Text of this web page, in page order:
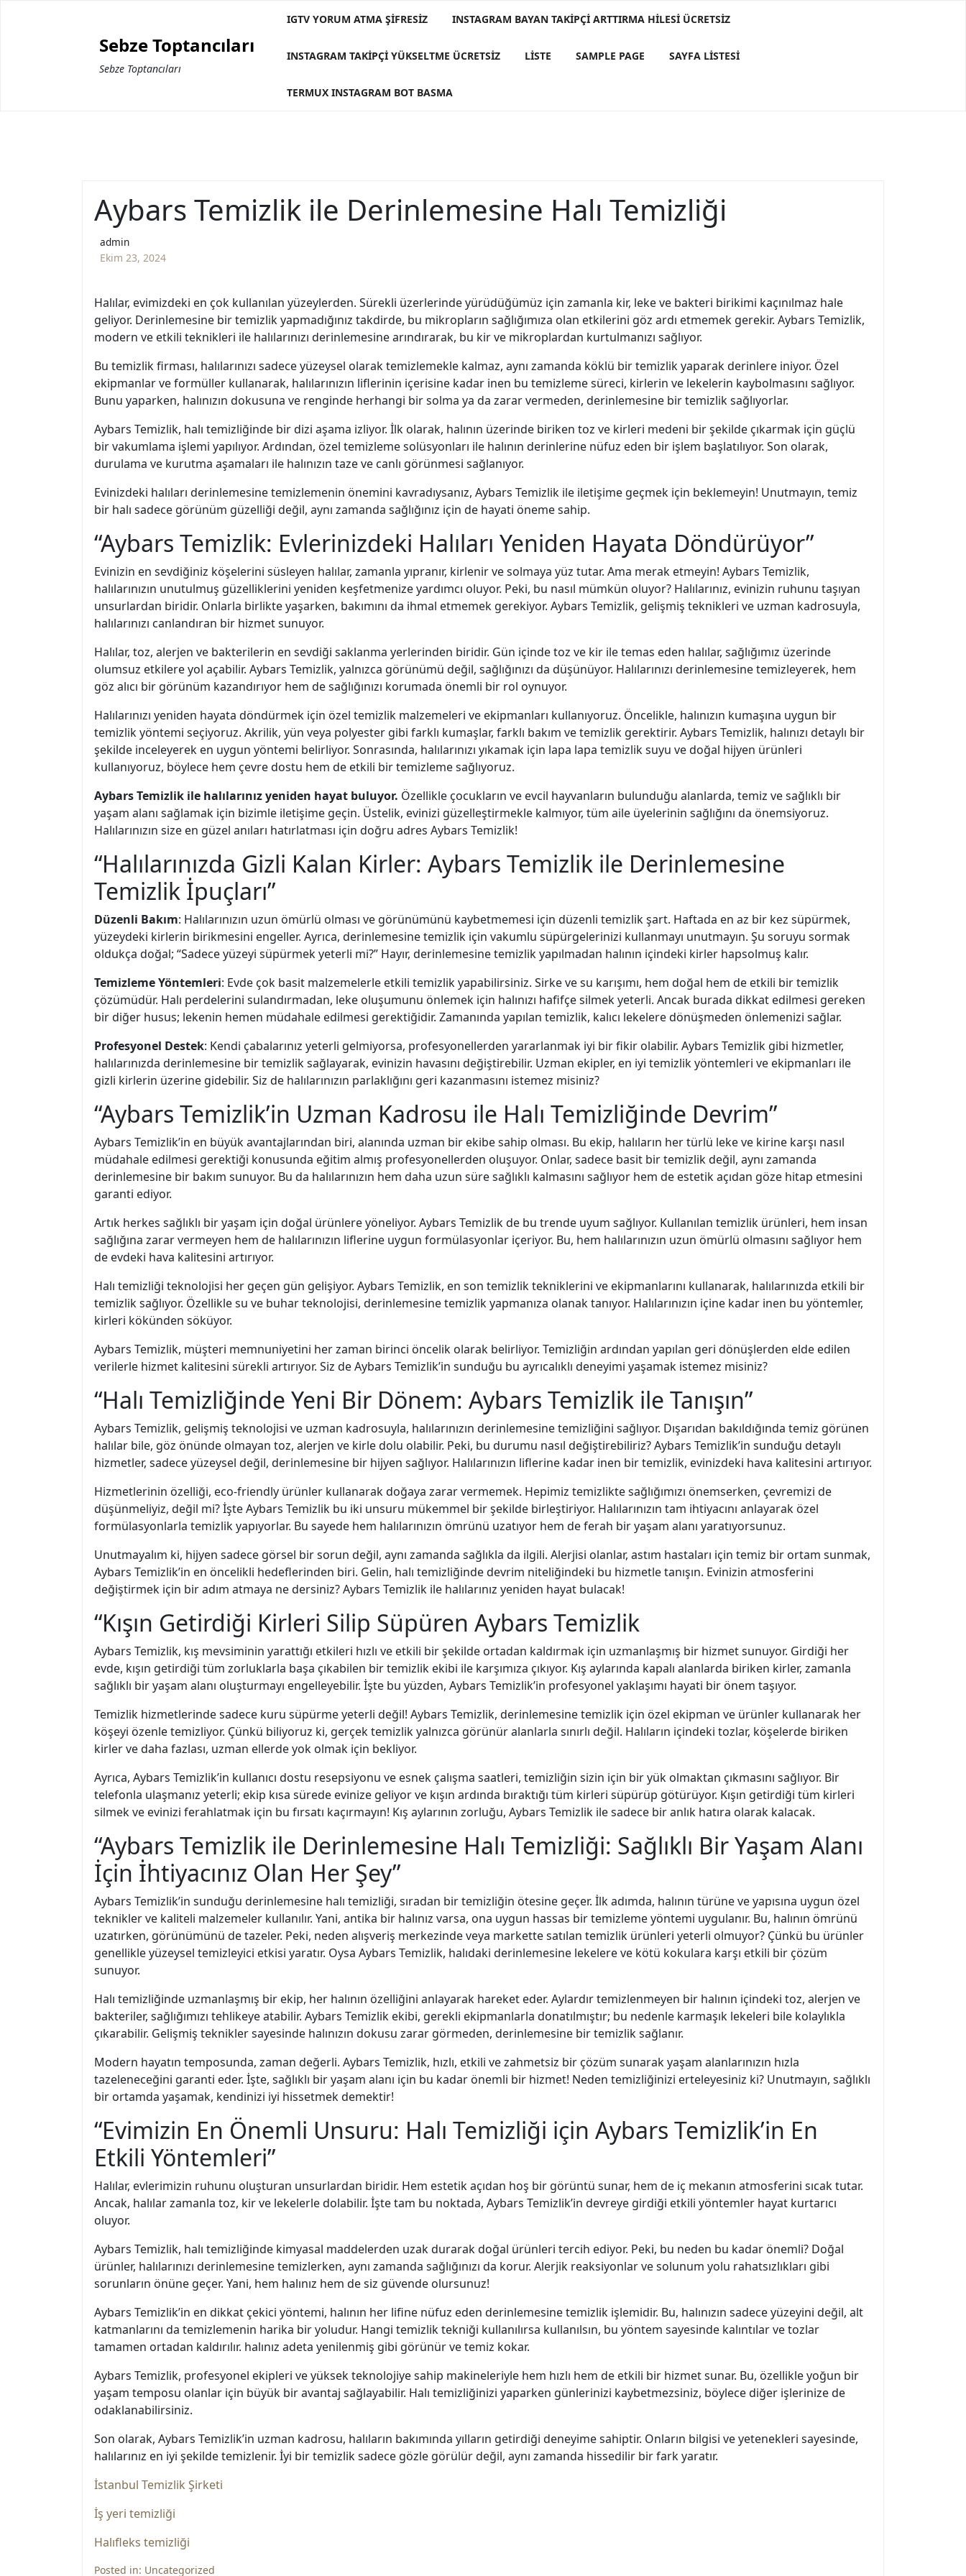
Sebze Toptancıları
Sebze Toptancıları
IGTV YORUM ATMA ŞIFRESIZ INSTAGRAM BAYAN TAKIPÇI ARTTIRMA HILESI ÜCRETSIZ
INSTAGRAM TAKIPÇI YÜKSELTME ÜCRETSIZ LISTE SAMPLE PAGE SAYFA LISTESI
TERMUX INSTAGRAM BOT BASMA
Aybars Temizlik ile Derinlemesine Halı Temizliği
admin
Ekim 23, 2024
Halılar, evimizdeki en çok kullanılan yüzeylerden. Sürekli üzerlerinde yürüdüğümüz için zamanla kir, leke ve bakteri birikimi kaçınılmaz hale
geliyor. Derinlemesine bir temizlik yapmadığınız takdirde, bu mikropların sağlığımıza olan etkilerini göz ardı etmemek gerekir. Aybars Temizlik,
modern ve etkili teknikleri ile halılarınızı derinlemesine arındırarak, bu kir ve mikroplardan kurtulmanızı sağlıyor.
Bu temizlik firması, halılarınızı sadece yüzeysel olarak temizlemekle kalmaz, aynı zamanda köklü bir temizlik yaparak derinlere iniyor. Özel
ekipmanlar ve formüller kullanarak, halılarınızın liflerinin içerisine kadar inen bu temizleme süreci, kirlerin ve lekelerin kaybolmasını sağlıyor.
Bunu yaparken, halınızın dokusuna ve renginde herhangi bir solma ya da zarar vermeden, derinlemesine bir temizlik sağlıyorlar.
Aybars Temizlik, halı temizliğinde bir dizi aşama izliyor. İlk olarak, halının üzerinde biriken toz ve kirleri medeni bir şekilde çıkarmak için güçlü
bir vakumlama işlemi yapılıyor. Ardından, özel temizleme solüsyonları ile halının derinlerine nüfuz eden bir işlem başlatılıyor. Son olarak,
durulama ve kurutma aşamaları ile halınızın taze ve canlı görünmesi sağlanıyor.
Evinizdeki halıları derinlemesine temizlemenin önemini kavradıysanız, Aybars Temizlik ile iletişime geçmek için beklemeyin! Unutmayın, temiz
bir halı sadece görünüm güzelliği değil, aynı zamanda sağlığınız için de hayati öneme sahip.
“Aybars Temizlik: Evlerinizdeki Halıları Yeniden Hayata Döndürüyor”
Evinizin en sevdiğiniz köşelerini süsleyen halılar, zamanla yıpranır, kirlenir ve solmaya yüz tutar. Ama merak etmeyin! Aybars Temizlik,
halılarınızın unutulmuş güzelliklerini yeniden keşfetmenize yardımcı oluyor. Peki, bu nasıl mümkün oluyor? Halılarınız, evinizin ruhunu taşıyan
unsurlardan biridir. Onlarla birlikte yaşarken, bakımını da ihmal etmemek gerekiyor. Aybars Temizlik, gelişmiş teknikleri ve uzman kadrosuyla,
halılarınızı canlandıran bir hizmet sunuyor.
Halılar, toz, alerjen ve bakterilerin en sevdiği saklanma yerlerinden biridir. Gün içinde toz ve kir ile temas eden halılar, sağlığımız üzerinde
olumsuz etkilere yol açabilir. Aybars Temizlik, yalnızca görünümü değil, sağlığınızı da düşünüyor. Halılarınızı derinlemesine temizleyerek, hem
göz alıcı bir görünüm kazandırıyor hem de sağlığınızı korumada önemli bir rol oynuyor.
Halılarınızı yeniden hayata döndürmek için özel temizlik malzemeleri ve ekipmanları kullanıyoruz. Öncelikle, halınızın kumaşına uygun bir
temizlik yöntemi seçiyoruz. Akrilik, yün veya polyester gibi farklı kumaşlar, farklı bakım ve temizlik gerektirir. Aybars Temizlik, halınızı detaylı bir
şekilde inceleyerek en uygun yöntemi belirliyor. Sonrasında, halılarınızı yıkamak için lapa lapa temizlik suyu ve doğal hijyen ürünleri
kullanıyoruz, böylece hem çevre dostu hem de etkili bir temizleme sağlıyoruz.
Aybars Temizlik ile halılarınız yeniden hayat buluyor. Özellikle çocukların ve evcil hayvanların bulunduğu alanlarda, temiz ve sağlıklı bir
yaşam alanı sağlamak için bizimle iletişime geçin. Üstelik, evinizi güzelleştirmekle kalmıyor, tüm aile üyelerinin sağlığını da önemsiyoruz.
Halılarınızın size en güzel anıları hatırlatması için doğru adres Aybars Temizlik!
“Halılarınızda Gizli Kalan Kirler: Aybars Temizlik ile Derinlemesine
Temizlik İpuçları”
Düzenli Bakım: Halılarınızın uzun ömürlü olması ve görünümünü kaybetmemesi için düzenli temizlik şart. Haftada en az bir kez süpürmek,
yüzeydeki kirlerin birikmesini engeller. Ayrıca, derinlemesine temizlik için vakumlu süpürgelerinizi kullanmayı unutmayın. Şu soruyu sormak
oldukça doğal; “Sadece yüzeyi süpürmek yeterli mi?” Hayır, derinlemesine temizlik yapılmadan halının içindeki kirler hapsolmuş kalır.
Temizleme Yöntemleri: Evde çok basit malzemelerle etkili temizlik yapabilirsiniz. Sirke ve su karışımı, hem doğal hem de etkili bir temizlik
çözümüdür. Halı perdelerini sulandırmadan, leke oluşumunu önlemek için halınızı hafifçe silmek yeterli. Ancak burada dikkat edilmesi gereken
bir diğer husus; lekenin hemen müdahale edilmesi gerektiğidir. Zamanında yapılan temizlik, kalıcı lekelere dönüşmeden önlemenizi sağlar.
Profesyonel Destek: Kendi çabalarınız yeterli gelmiyorsa, profesyonellerden yararlanmak iyi bir fikir olabilir. Aybars Temizlik gibi hizmetler,
halılarınızda derinlemesine bir temizlik sağlayarak, evinizin havasını değiştirebilir. Uzman ekipler, en iyi temizlik yöntemleri ve ekipmanları ile
gizli kirlerin üzerine gidebilir. Siz de halılarınızın parlaklığını geri kazanmasını istemez misiniz?
“Aybars Temizlik’in Uzman Kadrosu ile Halı Temizliğinde Devrim”
Aybars Temizlik’in en büyük avantajlarından biri, alanında uzman bir ekibe sahip olması. Bu ekip, halıların her türlü leke ve kirine karşı nasıl
müdahale edilmesi gerektiği konusunda eğitim almış profesyonellerden oluşuyor. Onlar, sadece basit bir temizlik değil, aynı zamanda
derinlemesine bir bakım sunuyor. Bu da halılarınızın hem daha uzun süre sağlıklı kalmasını sağlıyor hem de estetik açıdan göze hitap etmesini
garanti ediyor.
Artık herkes sağlıklı bir yaşam için doğal ürünlere yöneliyor. Aybars Temizlik de bu trende uyum sağlıyor. Kullanılan temizlik ürünleri, hem insan
sağlığına zarar vermeyen hem de halılarınızın liflerine uygun formülasyonlar içeriyor. Bu, hem halılarınızın uzun ömürlü olmasını sağlıyor hem
de evdeki hava kalitesini artırıyor.
Halı temizliği teknolojisi her geçen gün gelişiyor. Aybars Temizlik, en son temizlik tekniklerini ve ekipmanlarını kullanarak, halılarınızda etkili bir
temizlik sağlıyor. Özellikle su ve buhar teknolojisi, derinlemesine temizlik yapmanıza olanak tanıyor. Halılarınızın içine kadar inen bu yöntemler,
kirleri kökünden söküyor.
Aybars Temizlik, müşteri memnuniyetini her zaman birinci öncelik olarak belirliyor. Temizliğin ardından yapılan geri dönüşlerden elde edilen
verilerle hizmet kalitesini sürekli artırıyor. Siz de Aybars Temizlik’in sunduğu bu ayrıcalıklı deneyimi yaşamak istemez misiniz?
“Halı Temizliğinde Yeni Bir Dönem: Aybars Temizlik ile Tanışın”
Aybars Temizlik, gelişmiş teknolojisi ve uzman kadrosuyla, halılarınızın derinlemesine temizliğini sağlıyor. Dışarıdan bakıldığında temiz görünen
halılar bile, göz önünde olmayan toz, alerjen ve kirle dolu olabilir. Peki, bu durumu nasıl değiştirebiliriz? Aybars Temizlik’in sunduğu detaylı
hizmetler, sadece yüzeysel değil, derinlemesine bir hijyen sağlıyor. Halılarınızın liflerine kadar inen bir temizlik, evinizdeki hava kalitesini artırıyor.
Hizmetlerinin özelliği, eco-friendly ürünler kullanarak doğaya zarar vermemek. Hepimiz temizlikte sağlığımızı önemserken, çevremizi de
düşünmeliyiz, değil mi? İşte Aybars Temizlik bu iki unsuru mükemmel bir şekilde birleştiriyor. Halılarınızın tam ihtiyacını anlayarak özel
formülasyonlarla temizlik yapıyorlar. Bu sayede hem halılarınızın ömrünü uzatıyor hem de ferah bir yaşam alanı yaratıyorsunuz.
Unutmayalım ki, hijyen sadece görsel bir sorun değil, aynı zamanda sağlıkla da ilgili. Alerjisi olanlar, astım hastaları için temiz bir ortam sunmak,
Aybars Temizlik’in en öncelikli hedeflerinden biri. Gelin, halı temizliğinde devrim niteliğindeki bu hizmetle tanışın. Evinizin atmosferini
değiştirmek için bir adım atmaya ne dersiniz? Aybars Temizlik ile halılarınız yeniden hayat bulacak!
“Kışın Getirdiği Kirleri Silip Süpüren Aybars Temizlik
Aybars Temizlik, kış mevsiminin yarattığı etkileri hızlı ve etkili bir şekilde ortadan kaldırmak için uzmanlaşmış bir hizmet sunuyor. Girdiği her
evde, kışın getirdiği tüm zorluklarla başa çıkabilen bir temizlik ekibi ile karşımıza çıkıyor. Kış aylarında kapalı alanlarda biriken kirler, zamanla
sağlıklı bir yaşam alanı oluşturmayı engelleyebilir. İşte bu yüzden, Aybars Temizlik’in profesyonel yaklaşımı hayati bir önem taşıyor.
Temizlik hizmetlerinde sadece kuru süpürme yeterli değil! Aybars Temizlik, derinlemesine temizlik için özel ekipman ve ürünler kullanarak her
köşeyi özenle temizliyor. Çünkü biliyoruz ki, gerçek temizlik yalnızca görünür alanlarla sınırlı değil. Halıların içindeki tozlar, köşelerde biriken
kirler ve daha fazlası, uzman ellerde yok olmak için bekliyor.
Ayrıca, Aybars Temizlik’in kullanıcı dostu resepsiyonu ve esnek çalışma saatleri, temizliğin sizin için bir yük olmaktan çıkmasını sağlıyor. Bir
telefonla ulaşmanız yeterli; ekip kısa sürede evinize geliyor ve kışın ardında bıraktığı tüm kirleri süpürüp götürüyor. Kışın getirdiği tüm kirleri
silmek ve evinizi ferahlatmak için bu fırsatı kaçırmayın! Kış aylarının zorluğu, Aybars Temizlik ile sadece bir anlık hatıra olarak kalacak.
“Aybars Temizlik ile Derinlemesine Halı Temizliği: Sağlıklı Bir Yaşam Alanı
İçin İhtiyacınız Olan Her Şey”
Aybars Temizlik’in sunduğu derinlemesine halı temizliği, sıradan bir temizliğin ötesine geçer. İlk adımda, halının türüne ve yapısına uygun özel
teknikler ve kaliteli malzemeler kullanılır. Yani, antika bir halınız varsa, ona uygun hassas bir temizleme yöntemi uygulanır. Bu, halının ömrünü
uzatırken, görünümünü de tazeler. Peki, neden alışveriş merkezinde veya markette satılan temizlik ürünleri yeterli olmuyor? Çünkü bu ürünler
genellikle yüzeysel temizleyici etkisi yaratır. Oysa Aybars Temizlik, halıdaki derinlemesine lekelere ve kötü kokulara karşı etkili bir çözüm
sunuyor.
Halı temizliğinde uzmanlaşmış bir ekip, her halının özelliğini anlayarak hareket eder. Aylardır temizlenmeyen bir halının içindeki toz, alerjen ve
bakteriler, sağlığımızı tehlikeye atabilir. Aybars Temizlik ekibi, gerekli ekipmanlarla donatılmıştır; bu nedenle karmaşık lekeleri bile kolaylıkla
çıkarabilir. Gelişmiş teknikler sayesinde halınızın dokusu zarar görmeden, derinlemesine bir temizlik sağlanır.
Modern hayatın temposunda, zaman değerli. Aybars Temizlik, hızlı, etkili ve zahmetsiz bir çözüm sunarak yaşam alanlarınızın hızla
tazeleneceğini garanti eder. İşte, sağlıklı bir yaşam alanı için bu kadar önemli bir hizmet! Neden temizliğinizi erteleyesiniz ki? Unutmayın, sağlıklı
bir ortamda yaşamak, kendinizi iyi hissetmek demektir!
“Evimizin En Önemli Unsuru: Halı Temizliği için Aybars Temizlik’in En
Etkili Yöntemleri”
Halılar, evlerimizin ruhunu oluşturan unsurlardan biridir. Hem estetik açıdan hoş bir görüntü sunar, hem de iç mekanın atmosferini sıcak tutar.
Ancak, halılar zamanla toz, kir ve lekelerle dolabilir. İşte tam bu noktada, Aybars Temizlik’in devreye girdiği etkili yöntemler hayat kurtarıcı
oluyor.
Aybars Temizlik, halı temizliğinde kimyasal maddelerden uzak durarak doğal ürünleri tercih ediyor. Peki, bu neden bu kadar önemli? Doğal
ürünler, halılarınızı derinlemesine temizlerken, aynı zamanda sağlığınızı da korur. Alerjik reaksiyonlar ve solunum yolu rahatsızlıkları gibi
sorunların önüne geçer. Yani, hem halınız hem de siz güvende olursunuz!
Aybars Temizlik’in en dikkat çekici yöntemi, halının her lifine nüfuz eden derinlemesine temizlik işlemidir. Bu, halınızın sadece yüzeyini değil, alt
katmanlarını da temizlemenin harika bir yoludur. Hangi temizlik tekniği kullanılırsa kullanılsın, bu yöntem sayesinde kalıntılar ve tozlar
tamamen ortadan kaldırılır. halınız adeta yenilenmiş gibi görünür ve temiz kokar.
Aybars Temizlik, profesyonel ekipleri ve yüksek teknolojiye sahip makineleriyle hem hızlı hem de etkili bir hizmet sunar. Bu, özellikle yoğun bir
yaşam temposu olanlar için büyük bir avantaj sağlayabilir. Halı temizliğinizi yaparken günlerinizi kaybetmezsiniz, böylece diğer işlerinize de
odaklanabilirsiniz.
Son olarak, Aybars Temizlik’in uzman kadrosu, halıların bakımında yılların getirdiği deneyime sahiptir. Onların bilgisi ve yetenekleri sayesinde,
halılarınız en iyi şekilde temizlenir. İyi bir temizlik sadece gözle görülür değil, aynı zamanda hissedilir bir fark yaratır.
İstanbul Temizlik Şirketi
İş yeri temizliği
Halıfleks temizliği
Posted in: Uncategorized